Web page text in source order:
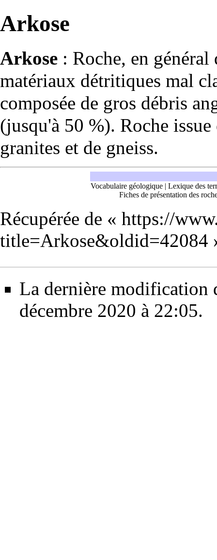
Arkose
Arkose : Roche, en général
matériaux détritiques mal
composée de gros débris
(jusqu'à 50 %). Roche issue
granites et de gneiss.
Vocabulaire géologique| Lexique des
Fiches de présentation des
Récupérée de « https://
title=Arkose&oldid=42084
La dernière modification
décembre 2020 à 22:05.